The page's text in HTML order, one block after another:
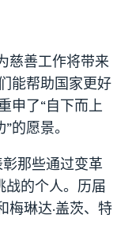
慈善工作将带来
能帮助国家更好
申了“自下而上
的愿景。
那些通过变革
的个人。历届
梅琳达·盖茨、特